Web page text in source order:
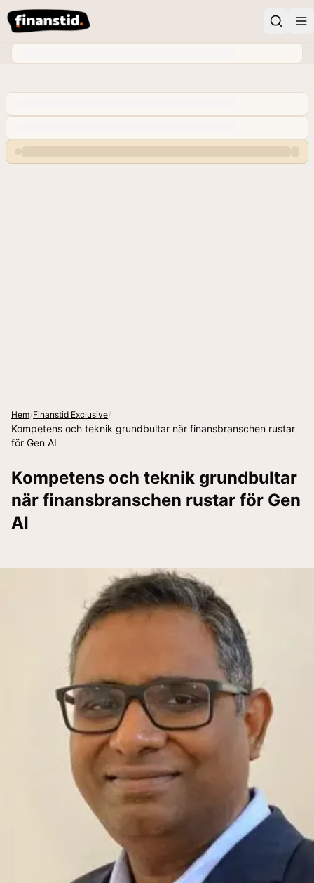
Hem/Finanstid Exclusive/
Kompetens och teknik grundbultar när finansbranschen rustar
för Gen AI
Kompetens och teknik grundbultar
när finansbranschen rustar för Gen
AI